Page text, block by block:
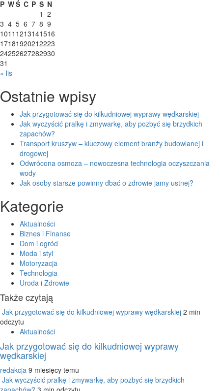
P WŚ C P S N
1 2
3 4 5 6 7 8 9
1011 1213141516
17181920212223
24252627282930
31
« lis
Ostatnie wpisy
Jak przygotować się do kilkudniowej wyprawy wędkarskiej
Jak wyczyścić pralkę i zmywarkę, aby pozbyć się brzydkich
zapachów?
Transport kruszyw – kluczowy element branży budowlanej i
drogowej
Odwrócona osmoza – nowoczesna technologia oczyszczania
wody
Jak osoby starsze powinny dbać o zdrowie jamy ustnej?
Kategorie
Aktualności
Biznes i Finanse
Dom i ogród
Moda i styl
Motoryzacja
Technologia
Uroda i Zdrowie
Także czytają
Jak przygotować się do kilkudniowej wyprawy wędkarskiej 2 min
odczytu
Aktualności
Jak przygotować się do kilkudniowej wyprawy
wędkarskiej
redakcja 9 miesięcy temu
Jak wyczyścić pralkę i zmywarkę, aby pozbyć się brzydkich